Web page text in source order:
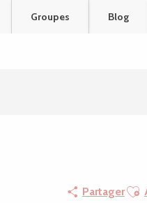
Groupes Blog
Partager